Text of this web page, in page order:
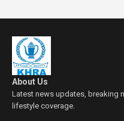
About Us
Latest news updates, breaking
lifestyle coverage.